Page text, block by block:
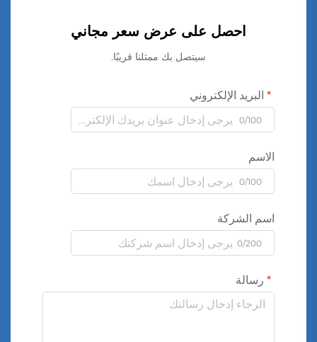
احصل على عرض سعر مجاني
سيتصل بك ممثلنا قريبًا.
البريد الإلكتروني
0/100
الاسم
0/100
اسم الشركة
0/200
رسالة